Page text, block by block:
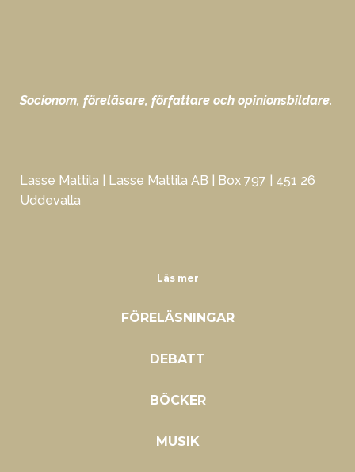
Socionom, föreläsare, författare och opinionsbildare.
Lasse Mattila | Lasse Mattila AB | Box 797 | 451 26
Uddevalla
Läs mer
FÖRELÄSNINGAR
DEBATT
BÖCKER
MUSIK